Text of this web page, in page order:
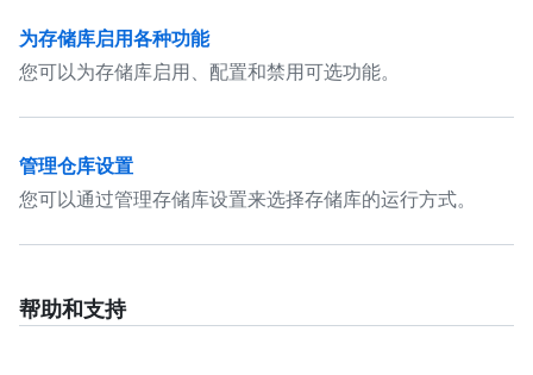
为存储库启用各种功能
您可以为存储库启用、配置和禁用可选功能。
管理仓库设置
您可以通过管理存储库设置来选择存储库的运行方式。
帮助和支持